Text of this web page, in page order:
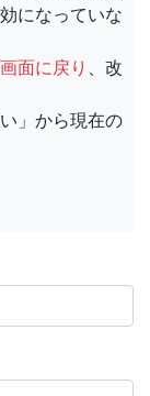
になっていな
面に戻り 、改
」から現在の